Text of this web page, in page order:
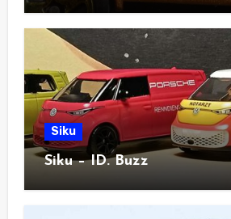
Siku
Siku – ID. Buzz